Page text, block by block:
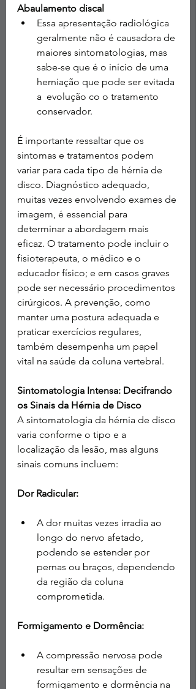
Abaulamento discal
Essa apresentação radiológica
geralmente não é causadora de
maiores sintomatologias, mas
sabe-se que é o início de uma
herniação que pode ser evitada
a  evolução co o tratamento
conservador.
É importante ressaltar que os
sintomas e tratamentos podem
variar para cada tipo de hérnia de
disco. Diagnóstico adequado,
muitas vezes envolvendo exames de
imagem, é essencial para
determinar a abordagem mais
eficaz. O tratamento pode incluir o
fisioterapeuta, o médico e o
educador físico; e em casos graves
pode ser necessário procedimentos
cirúrgicos. A prevenção, como
manter uma postura adequada e
praticar exercícios regulares,
também desempenha um papel
vital na saúde da coluna vertebral.
Sintomatologia Intensa: Decifrando
os Sinais da Hérnia de Disco
A sintomatologia da hérnia de disco
varia conforme o tipo e a
localização da lesão, mas alguns
sinais comuns incluem:
Dor Radicular:
A dor muitas vezes irradia ao
longo do nervo afetado,
podendo se estender por
pernas ou braços, dependendo
da região da coluna
comprometida.
Formigamento e Dormência:
A compressão nervosa pode
resultar em sensações de
formigamento e dormência na